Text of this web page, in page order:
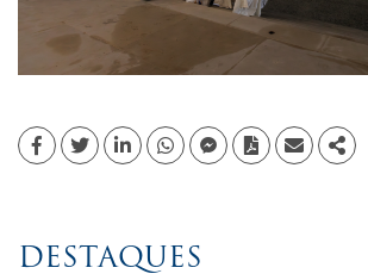
FacebookTwitterLinkedinwhatsappfacebook messenger
PDF EmailShare
DESTAQUES